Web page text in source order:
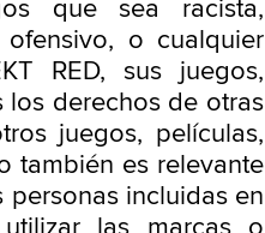
que sea racista,
o cualquier
RED, sus juegos,
los derechos de otras
juegos, películas,
también es relevante
incluidas en